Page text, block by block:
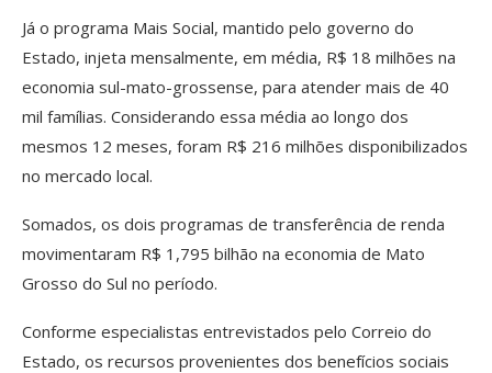
Já o programa Mais Social, mantido pelo governo do
Estado, injeta mensalmente, em média, R$ 18 milhões na
economia sul-mato-grossense, para atender mais de 40
mil famílias. Considerando essa média ao longo dos
mesmos 12 meses, foram R$ 216 milhões disponibilizados
no mercado local.
Somados, os dois programas de transferência de renda
movimentaram R$ 1,795 bilhão na economia de Mato
Grosso do Sul no período.
Conforme especialistas entrevistados pelo Correio do
Estado, os recursos provenientes dos benefícios sociais